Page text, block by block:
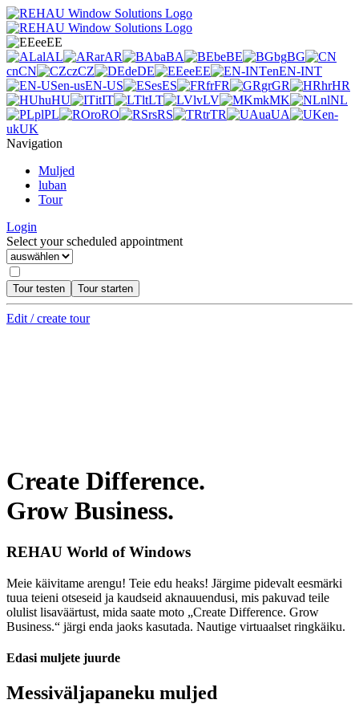
eeEE
alAL arAR baBA beBE bgBG
cnCN czCZ deDE eeEE enEN-INT
en-usEN-US esES frFR grGR hrHR
huHU itIT ltLT lvLV mkMK nlNL
plPL roRO rsRS trTR uaUA
en-
ukUK
Navigation
Muljed
luban
Tour
Login
Select your scheduled appointment
Tour testen Tour starten
Edit / create tour
Create Difference.
Grow Business.
REHAU World of Windows
Meie käivitame arengu! Teie edu heaks! Järgime pidevalt eesmärki
tuua teieni otseseid ja kaudseid aknauuendusi, mis pakuvad teile
olulist lisaväärtust, mida saate moto „Create Difference. Grow
Business.“ järgi enda jaoks kasutada. Nautige virtuaalset ringkäiku.
Edasi muljete juurde
Messiväljapaneku muljed